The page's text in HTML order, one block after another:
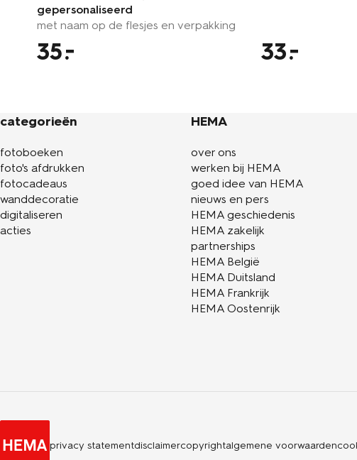
gepersonaliseerd
met naam op de flesjes en verpakking
35 33
categorieën
fotoboeken
foto's afdrukken
fotocadeaus
wanddecoratie
digitaliseren
acties
HEMA
over ons
werken bij HEMA
goed idee van HEMA
nieuws en pers
HEMA geschiedenis
HEMA zakelijk
partnerships
HEMA België
HEMA Duitsland
HEMA Frankrijk
HEMA Oostenrijk
privacy statementdisclaimercopyrightalgemene voorwaarden